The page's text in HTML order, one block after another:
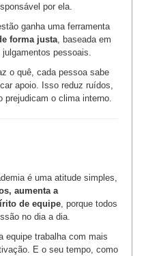
por ela.
ganha uma ferramenta
forma justa , baseada em
pessoais.
o quê, cada pessoa sabe
apoio. Isso reduz ruídos,
o clima interno.
é uma atitude simples,
aumenta a
de equipe , porque todos
no dia a dia.
equipe trabalha com mais
E o seu tempo, como